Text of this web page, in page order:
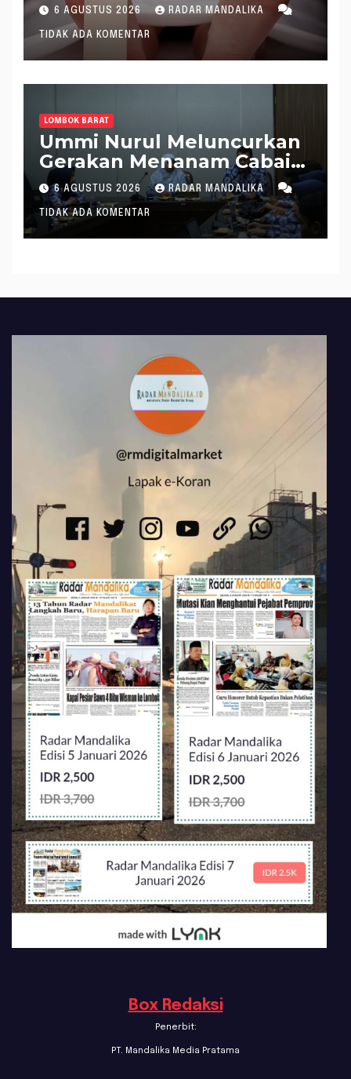
Sungai
6 AGUSTUS 2026 RADAR MANDALIKA
TIDAK ADA KOMENTAR
LOMBOK BARAT
Ummi Nurul Meluncurkan
Gerakan Menanam Cabai
Tangani Inflasi
6 AGUSTUS 2026 RADAR MANDALIKA
TIDAK ADA KOMENTAR
Box Redaksi
Penerbit:
PT. Mandalika Media Pratama